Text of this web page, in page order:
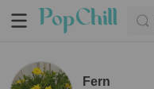
Fern